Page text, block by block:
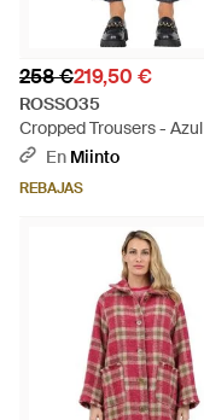
258 €219,50 €
ROSSO35
Cropped Trousers - Azul
En Miinto
REBAJAS